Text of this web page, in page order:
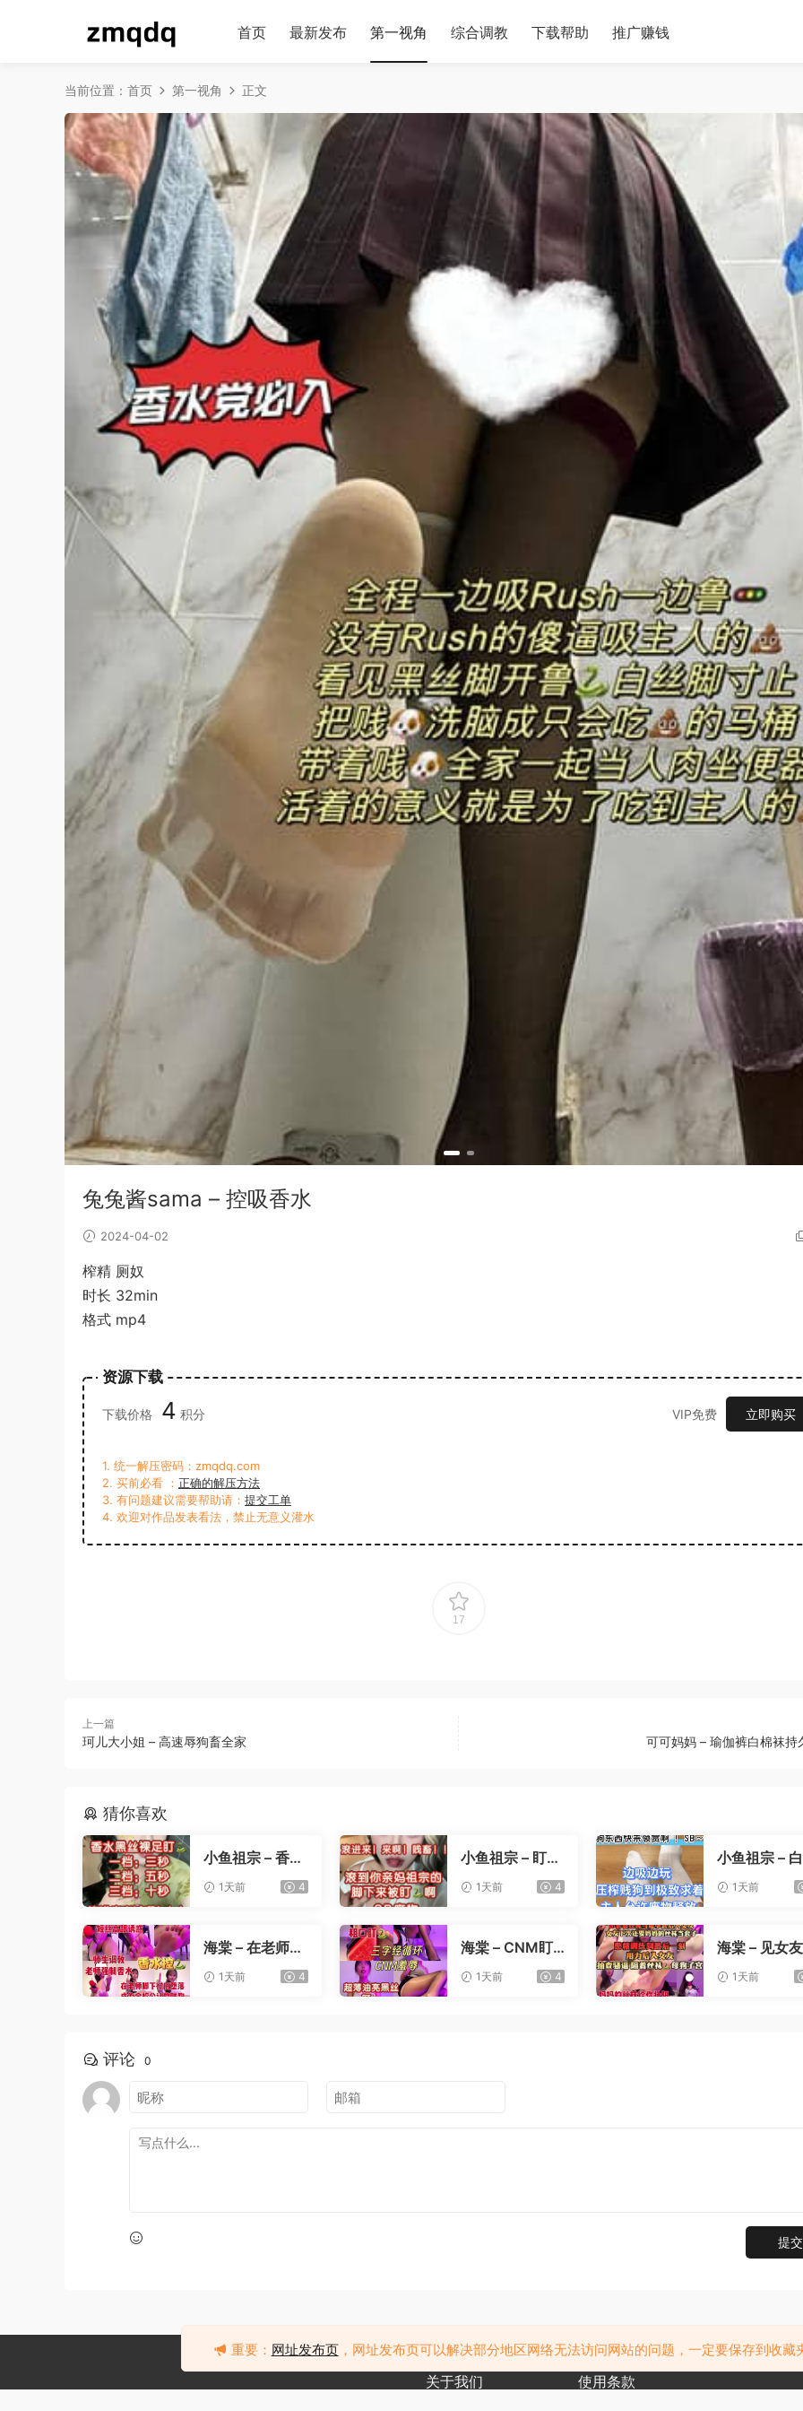
首页 最新发布 第一视角 综合调教 下载帮助 推广赚钱
当前位置： 首页 第一视角 正文
兔兔酱sama – 控吸香水
2024-04-02
榨精 厕奴
时长 32min
格式 mp4
资源下载
下载价格 4 积分 VIP免费 立即购买
1. 统一解压密码：zmqdq.com
2. 买前必看 ： 正确的解压方法
3. 有问题建议需要帮助请： 提交工单
4. 欢迎对作品发表看法，禁止无意义灌水
17
上一篇
珂儿大小姐 – 高速辱狗畜全家 可可妈妈 – 瑜伽裤白棉袜持
猜你喜欢
小鱼祖宗 – 香水
黑丝裸足盯射
1天前 4
小鱼祖宗 – 盯射
1天前 4
小鱼祖宗 –
1天前
海棠 – 在老师办
1天前 4
海棠 – CNM盯
1天前 4
海棠 – 见女
1天前
评论 0
提交
关于我们 使用条款
重要： 网址发布页，网址发布页可以解决部分地区网络无法访问网站的问题，一定要保存到收藏